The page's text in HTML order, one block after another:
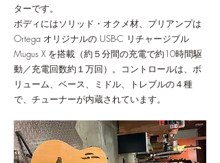
ターです。
ボディにはソリッド・オクメ材、プリアンプは
Ortega オリジナルの USB-C リチャージブル
Mugus X を搭載（約５分間の充電で約10時間駆
動／充電回数約１万回）。コントロールは、ボ
リューム、ベース、ミドル、トレブルの４種
で、チューナーが内蔵されています。